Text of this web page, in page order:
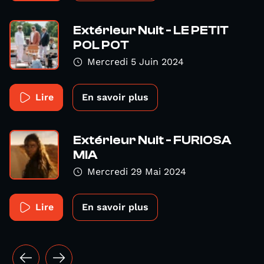
Extérieur Nuit - LE PETIT
POL POT
Mercredi 5 Juin 2024
Lire En savoir plus
Extérieur Nuit - FURIOSA
MIA
Mercredi 29 Mai 2024
Lire En savoir plus